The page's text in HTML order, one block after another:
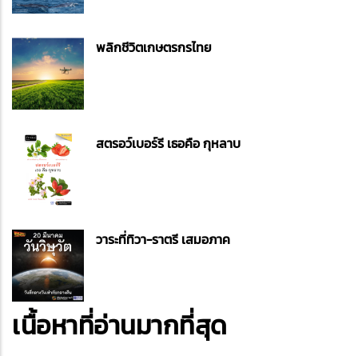
พลิกชีวิตเกษตรกรไทย
สตรอว์เบอร์รี เธอคือ กุหลาบ
วาระที่ทิวา-ราตรี เสมอภาค
เนื้อหาที่อ่านมากที่สุด